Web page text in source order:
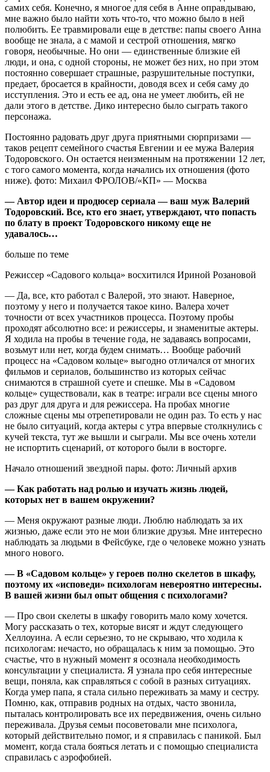
самих себя. Конечно, я многое для себя в Анне оправдываю,
мне важно было найти хоть что-то, что можно было в ней
полюбить. Ее травмировали еще в детстве: папы своего Анна
вообще не знала, а с мамой и сестрой отношения, мягко
говоря, необычные. Но они — единственные близкие ей
люди, и она, с одной стороны, не может без них, но при этом
постоянно совершает страшные, разрушительные поступки,
предает, бросается в крайности, доводя всех и себя саму до
исступления. Это и есть ее ад, она не умеет любить, ей не
дали этого в детстве. Дико интересно было сыграть такого
персонажа.
Постоянно радовать друг друга приятными сюрпризами —
таков рецепт семейного счастья Евгении и ее мужа Валерия
Тодоровского. Он остается неизменным на протяжении 12 лет,
с того самого момента, когда начались их отношения (фото
ниже). фото: Михаил ФРОЛОВ/«КП» — Москва
— Автор идеи и продюсер сериала — ваш муж Валерий
Тодоровский. Все, кто его знает, утверждают, что попасть
по блату в проект Тодоровского никому еще не
удавалось…
больше по теме
Режиссер «Садового кольца» восхитился Ириной Розановой
— Да, все, кто работал с Валерой, это знают. Наверное,
поэтому у него и получается такое кино. Валера хочет
точности от всех участников процесса. Поэтому пробы
проходят абсолютно все: и режиссеры, и знаменитые актеры.
Я ходила на пробы в течение года, не задаваясь вопросами,
возьмут или нет, когда будем снимать… Вообще рабочий
процесс на «Садовом кольце» выгодно отличался от многих
фильмов и сериалов, большинство из которых сейчас
снимаются в страшной суете и спешке. Мы в «Садовом
кольце» существовали, как в театре: играли все сцены много
раз друг для друга и для режиссера. На пробах многие
сложные сцены мы отрепетировали не один раз. То есть у нас
не было ситуаций, когда актеры с утра впервые столкнулись с
кучей текста, тут же вышли и сыграли. Мы все очень хотели
не испортить сценарий, от которого были в восторге.
Начало отношений звездной пары. фото: Личный архив
— Как работать над ролью и изучать жизнь людей,
которых нет в вашем окружении?
— Меня окружают разные люди. Люблю наблюдать за их
жизнью, даже если это не мои близкие друзья. Мне интересно
наблюдать за людьми в Фейсбуке, где о человеке можно узнать
много нового.
— В «Садовом кольце» у героев полно скелетов в шкафу,
поэтому их «исповеди» психологам невероятно интересны.
В вашей жизни был опыт общения с психологами?
— Про свои скелеты в шкафу говорить мало кому хочется.
Могу рассказать о тех, которые висят и ждут следующего
Хеллоуина. А если серьезно, то не скрываю, что ходила к
психологам: нечасто, но обращалась к ним за помощью. Это
счастье, что в нужный момент я осознала необходимость
консультации у специалиста. Я узнала про себя интересные
вещи, поняла, как справляться с собой в разных ситуациях.
Когда умер папа, я стала сильно переживать за маму и сестру.
Помню, как, отправив родных на отдых, часто звонила,
пыталась контролировать все их передвижения, очень сильно
переживала. Друзья семьи посоветовали мне психолога,
который действительно помог, и я справилась с паникой. Был
момент, когда стала бояться летать и с помощью специалиста
справилась с аэрофобией.